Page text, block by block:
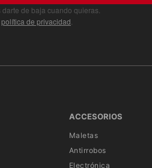
de baja cuando quieras.
política de privacidad
ACCESORIOS
Maletas
Antirrobos
Electrónica